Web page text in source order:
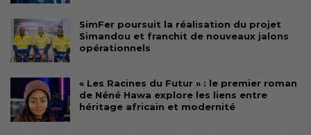
SimFer poursuit la réalisation du projet
Simandou et franchit de nouveaux jalons
opérationnels
« Les Racines du Futur » : le premier roman
de Néné Hawa explore les liens entre
héritage africain et modernité